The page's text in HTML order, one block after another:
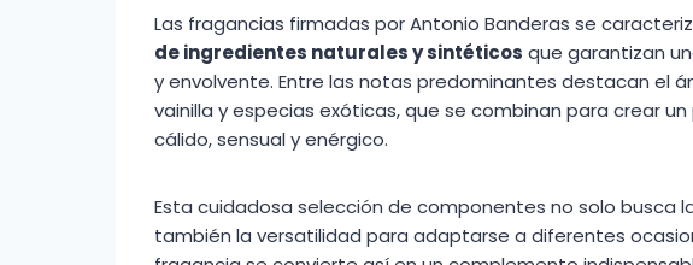
Las fragancias firmadas por Antonio Banderas se
de ingredientes naturales y sintéticos que garantizan
y envolvente. Entre las notas predominantes destacan el
vainilla y especias exóticas, que se combinan para crear
cálido, sensual y enérgico.
Esta cuidadosa selección de componentes no solo busca
también la versatilidad para adaptarse a diferentes